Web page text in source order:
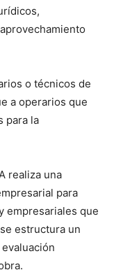
o técnicos de
a operarios que
para la
realiza una
para
empresariales que
estructura un